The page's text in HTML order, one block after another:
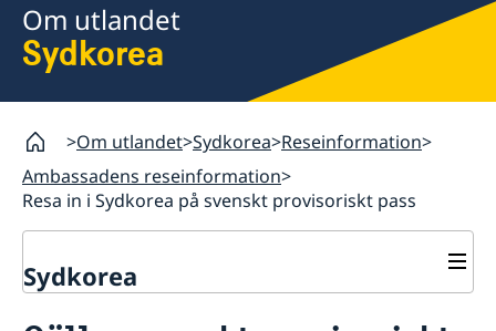
Om utlandet
Sydkorea
Om utlandet Sydkorea Reseinformation
Ambassadens reseinformation
Resa in i Sydkorea på svenskt provisoriskt pass
Sydkorea